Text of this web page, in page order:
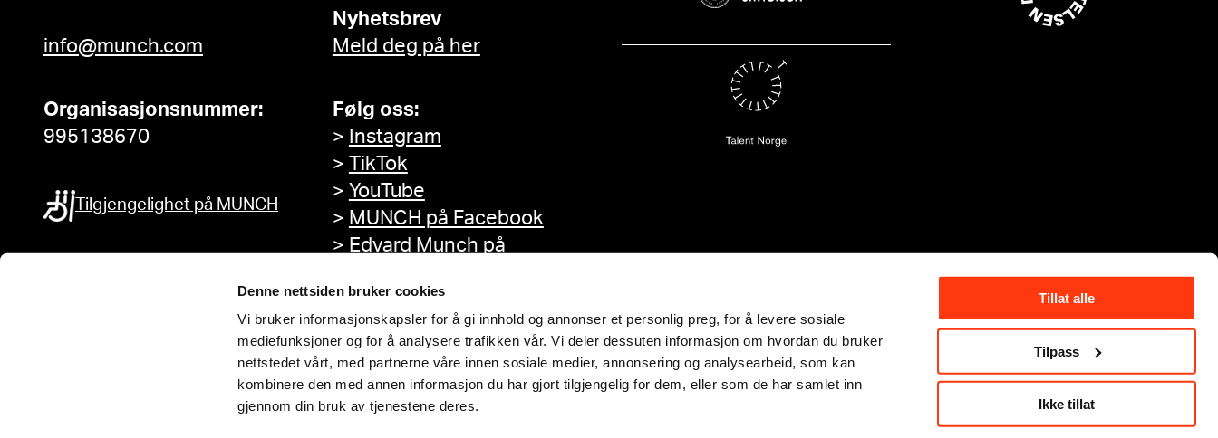
Denne nettsiden bruker cookies
Vi bruker informasjonskapsler for å gi innhold og annonser et personlig preg, for å levere sosiale
mediefunksjoner og for å analysere trafikken vår. Vi deler dessuten informasjon om hvordan du bruker
nettstedet vårt, med partnerne våre innen sosiale medier, annonsering og analysearbeid, som kan
kombinere den med annen informasjon du har gjort tilgjengelig for dem, eller som de har samlet inn
gjennom din bruk av tjenestene deres.
Tillat alle
Tilpass
Ikke tillat
info@munch.com
Organisasjonsnummer:
995138670
Tilgjengelighet på MUNCH
Nyhetsbrev
Meld deg på her
Følg oss:
> Instagram
> TikTok
> YouTube
> MUNCH på Facebook
> Edvard Munch på